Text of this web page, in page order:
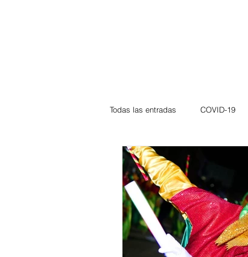
Todas las entradas COVID-19
Deportes
Córdoba Bloggeros
Carnaval Educación